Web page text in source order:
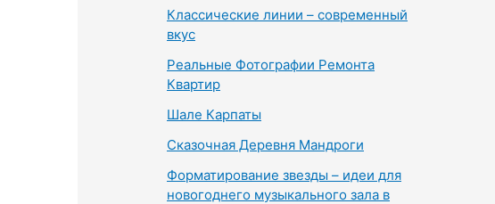
Классические линии – современный
вкус
Реальные Фотографии Ремонта
Квартир
Шале Карпаты
Сказочная Деревня Мандроги
Форматирование звезды – идеи для
новогоднего музыкального зала в